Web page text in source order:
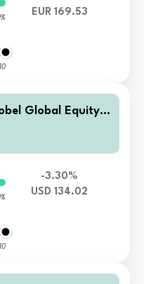
10
EUR 169.53
Global Equity E
USD
10
-3.30%
USD 134.02